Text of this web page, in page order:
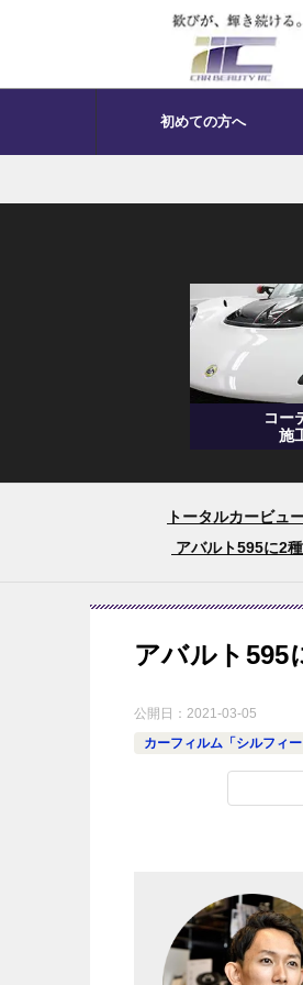
初めての方へ
コー
施
トータルカービュ
アバルト595に2
アバルト595
公開日： 2021-03-05
カーフィルム「シルフィー